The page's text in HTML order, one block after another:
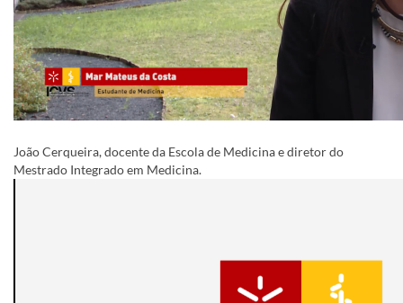
​​João Cerqueira, docente da Escola de Medicina e diretor do
Mestrado Integrado em Medicina.